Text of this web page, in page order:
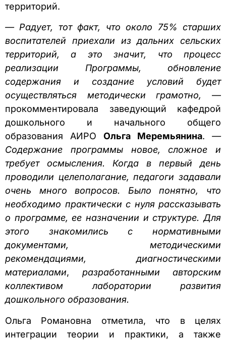
территорий.
— Радует, тот факт, что около 75% старших
воспитателей приехали из дальних сельских
территорий, а это значит, что процесс
реализации Программы, обновление
содержания и создание условий будет
осуществляться методически грамотно,
—
прокомментировала заведующий кафедрой
дошкольного и начального общего
образования АИРО Ольга Меремьянина. —
Содержание программы новое, сложное и
требует осмысления. Когда в первый день
проводили целеполагание, педагоги задавали
очень много вопросов. Было понятно, что
необходимо практически с нуля рассказывать
о программе, ее назначении и структуре. Для
этого знакомились с нормативными
документами, методическими
рекомендациями, диагностическими
материалами, разработанными
авторским
коллективом
лаборатории развития
дошкольного образования.
Ольга Романовна отметила, что в целях
интеграции теории и практики, а также